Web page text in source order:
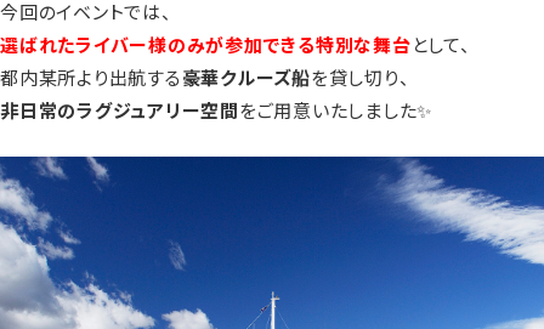
今回のイベントでは、
選ばれたライバー様のみが参加できる特別な舞台 として、
都内某所より出航する 豪華クルーズ船を貸し切り、
非日常のラグジュアリー空間をご用意いたしました✨